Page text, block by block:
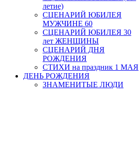
летие)
СЦЕНАРИЙ ЮБИЛЕЯ
МУЖЧИНЕ 60
СЦЕНАРИЙ ЮБИЛЕЯ 30
лет ЖЕНЩИНЫ
СЦЕНАРИЙ ДНЯ
РОЖДЕНИЯ
СТИХИ на праздник 1 МАЯ
ДЕНЬ РОЖДЕНИЯ
ЗНАМЕНИТЫЕ ЛЮДИ